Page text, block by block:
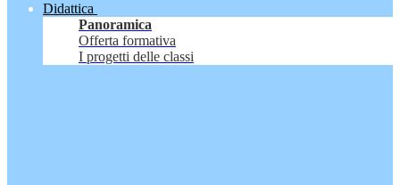
Didattica
Panoramica
Offerta formativa
I progetti delle classi